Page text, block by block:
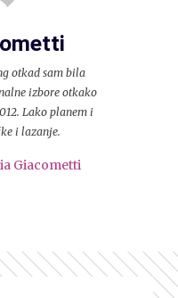
otkad sam bila
izbore otkako
Lako planem i
i lazanje.
Giacometti